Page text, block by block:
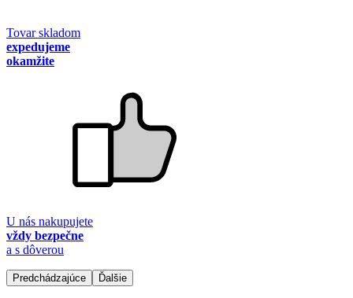
Tovar skladom
expedujeme
okamžite
U nás nakupujete
vždy bezpečne
a s dôverou
Predchádzajúce Ďalšie